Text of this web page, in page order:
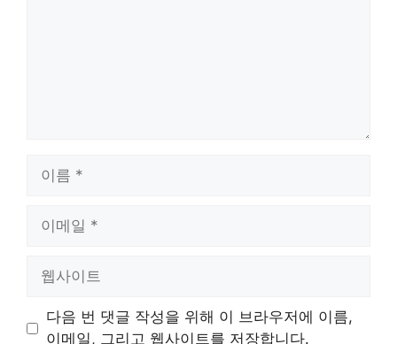
트
다음 번 댓글 작성을 위해 이 브라우저에 이름,
이메일, 그리고 웹사이트를 저장합니다.